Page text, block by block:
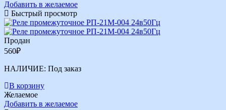
Добавить в желаемое
Быстрый просмотр
Продан
560₽
НАЛИЧИЕ: Под заказ
В корзину
Желаемое
Добавить в желаемое